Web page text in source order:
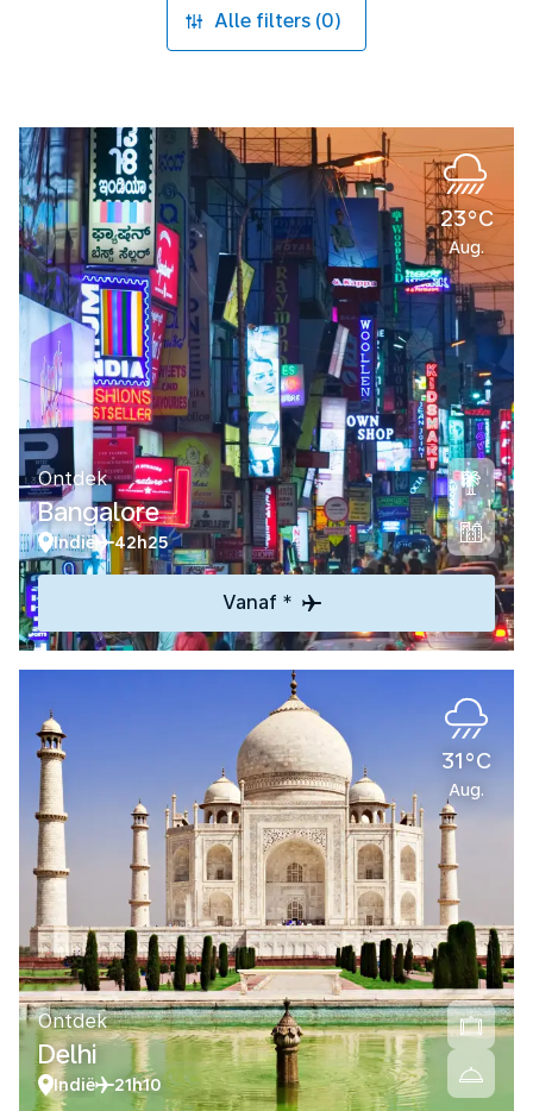
Alle filters (0)
23°C
Aug.
Ontdek
Bangalore
Indië 42h25
Vanaf *
31°C
Aug.
Ontdek
Delhi
Indië 21h10